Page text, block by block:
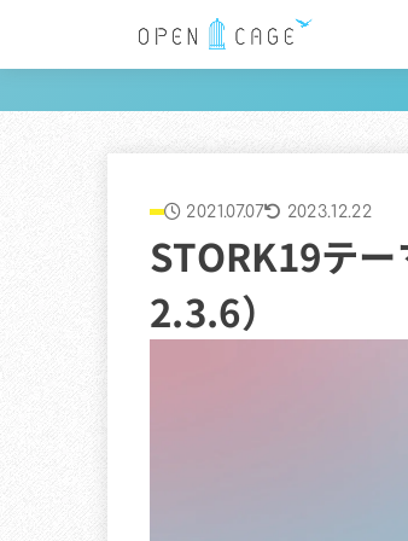
2021.07.07 2023.12.22
STORK19テ
2.3.6）